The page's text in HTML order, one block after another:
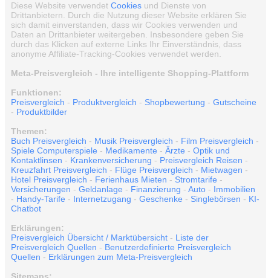
Diese Website verwendet Cookies und Dienste von
Drittanbietern. Durch die Nutzung dieser Website erklären Sie
sich damit einverstanden, dass wir Cookies verwenden und
Daten an Drittanbieter weitergeben. Insbesondere geben Sie
durch das Klicken auf externe Links Ihr Einverständnis, dass
anonyme Affiliate-Tracking-Cookies verwendet werden.
Meta-Preisvergleich - Ihre intelligente Shopping-Plattform
Funktionen:
Preisvergleich - Produktvergleich - Shopbewertung - Gutscheine
- Produktbilder
Themen:
Buch Preisvergleich - Musik Preisvergleich - Film Preisvergleich -
Spiele Computerspiele - Medikamente - Ärzte - Optik und
Kontaktlinsen - Krankenversicherung - Preisvergleich Reisen -
Kreuzfahrt Preisvergleich - Flüge Preisvergleich - Mietwagen -
Hotel Preisvergleich - Ferienhaus Mieten - Stromtarife -
Versicherungen - Geldanlage - Finanzierung - Auto - Immobilien
- Handy-Tarife - Internetzugang - Geschenke - Singlebörsen - KI-
Chatbot
Erklärungen:
Preisvergleich Übersicht / Marktübersicht - Liste der
Preisvergleich Quellen - Benutzerdefinierte Preisvergleich
Quellen - Erklärungen zum Meta-Preisvergleich